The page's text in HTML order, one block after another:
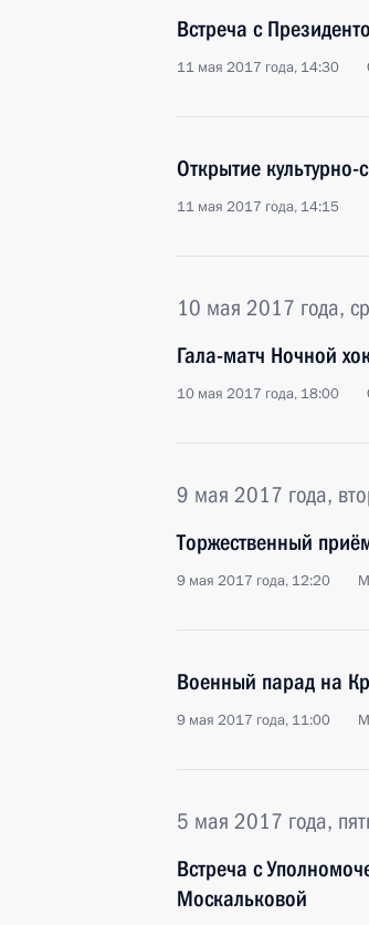
Встреча с
11 мая 2017 года, 14:30
Открытие
11 мая 2017 года, 14:15
10 мая 2017 года,
Гала-матч Ночной
10 мая 2017 года, 18:00
9 мая 2017 года,
Торжественный
9 мая 2017 года, 12:20
Военный парад на
9 мая 2017 года, 11:00
5 мая 2017 года,
Встреча с
Москальковой